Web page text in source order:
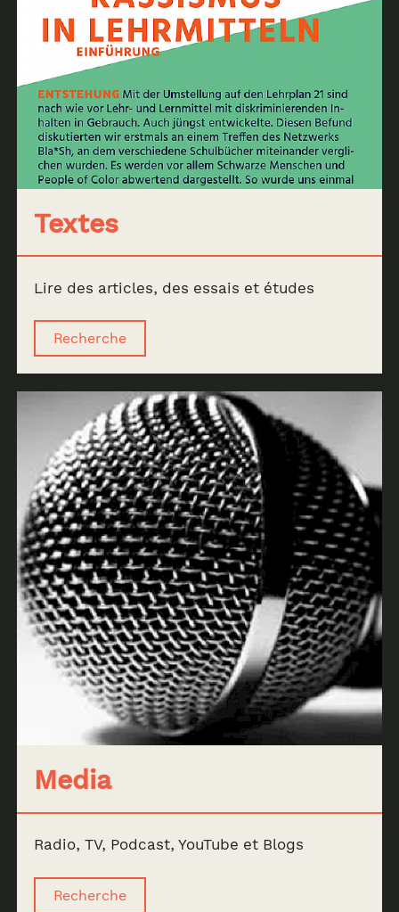
Textes
Lire des articles, des essais et études
Recherche
Media
Radio, TV, Podcast, YouTube et Blogs
Recherche